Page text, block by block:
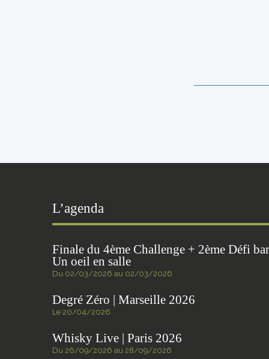
L’agenda
Finale du 4ème Challenge + 2ème Défi bar
Un oeil en salle
Du 02/03/2026 au 02/03/2026
Degré Zéro | Marseille 2026
Le 20/04/2026
Whisky Live | Paris 2026
Du 26/09/2026 au 28/09/2026